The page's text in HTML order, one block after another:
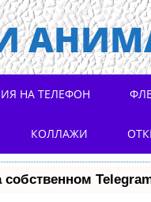
НА ТЕЛЕФОН
КОЛЛАЖИ